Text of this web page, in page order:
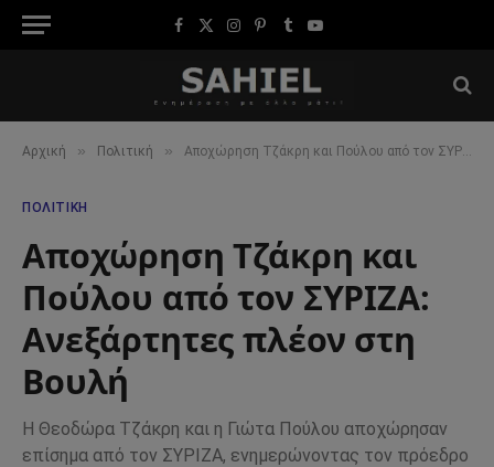
Facebook
X
Instagram
Pinterest
TumblrYouTube
Αρχική » Πολιτική » Αποχώρηση Τζάκρη και Πούλου από τον ΣΥΡΙΖΑ: Ανεξάρτητες πλέον στη Βουλή
ΠΟΛΙΤΙΚΉ
Αποχώρηση Τζάκρη και
Πούλου από τον ΣΥΡΙΖΑ:
Ανεξάρτητες πλέον στη
Βουλή
Η Θεοδώρα Τζάκρη και η Γιώτα Πούλου αποχώρησαν
επίσημα από τον ΣΥΡΙΖΑ, ενημερώνοντας τον πρόεδρο